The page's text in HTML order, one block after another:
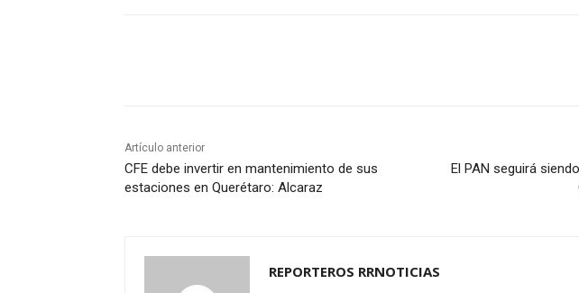
Artículo anterior
CFE debe invertir en mantenimiento de sus
estaciones en Querétaro: Alcaraz
El PAN seguirá
REPORTEROS RRNOTICIAS